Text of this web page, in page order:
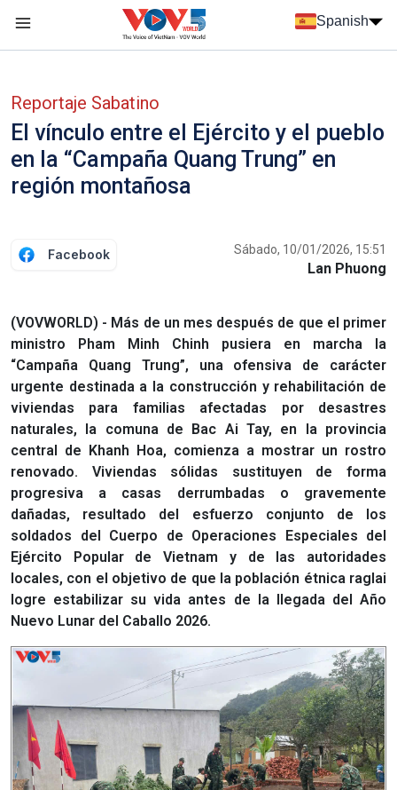
Spanish
Reportaje Sabatino
El vínculo entre el Ejército y el pueblo
en la “Campaña Quang Trung” en
región montañosa
Facebook Sábado, 10/01/2026, 15:51
Lan Phuong
(VOVWORLD) - Más de un mes después de que el primer
ministro Pham Minh Chinh pusiera en marcha la
“Campaña Quang Trung”, una ofensiva de carácter
urgente destinada a la construcción y rehabilitación de
viviendas para familias afectadas por desastres
naturales, la comuna de Bac Ai Tay, en la provincia
central de Khanh Hoa, comienza a mostrar un rostro
renovado. Viviendas sólidas sustituyen de forma
progresiva a casas derrumbadas o gravemente
dañadas, resultado del esfuerzo conjunto de los
soldados del Cuerpo de Operaciones Especiales del
Ejército Popular de Vietnam y de las autoridades
locales, con el objetivo de que la población étnica raglai
logre estabilizar su vida antes de la llegada del Año
Nuevo Lunar del Caballo 2026.